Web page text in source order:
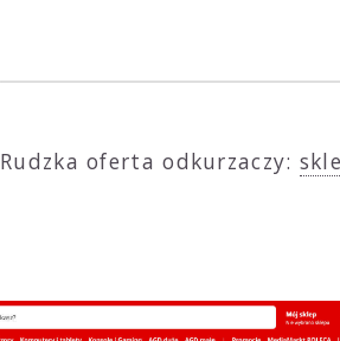
Rudzka oferta odkurzaczy: